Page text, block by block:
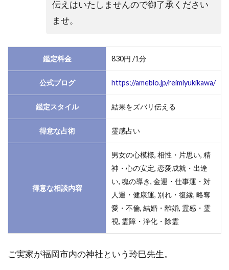
伝えはいたしませんので御了承ください
ませ。
鑑定料金 830円 /1分
公式ブログ https://ameblo.jp/reimiyukikawa/
鑑定スタイル 結果をズバリ伝える
得意な占術 霊感占い
得意な相談内容
男女の心模様, 相性・片思い, 精
神・心の安定, 恋愛成就・出逢
い, 魂の導き, 金運・仕事運・対
人運・健康運, 別れ・復縁, 略奪
愛・不倫, 結婚・離婚, 霊感・霊
視, 霊障・浄化・除霊
ご実家が福岡市内の神社という玲巳先生。